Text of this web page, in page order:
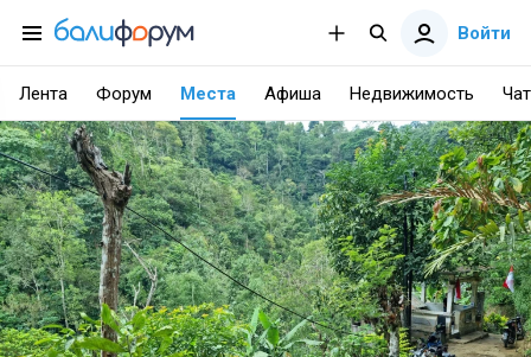
Войти
Лента Форум Места Афиша Недвижимость Чат